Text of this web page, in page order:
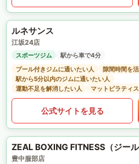
ルネサンス
江坂24店
スポーツジム
駅から車で4分
プール付きジムに通いたい人
隙間時間を
駅から5分以内のジムに通いたい人
運動不足を解消したい人
マットピラティ
公式サイトを見る
豊中服部店